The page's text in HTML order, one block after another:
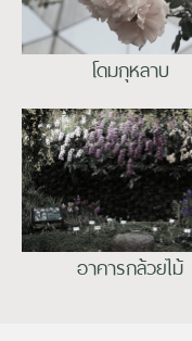
โดมกุหลาบ
อาคารกล้วยไม้